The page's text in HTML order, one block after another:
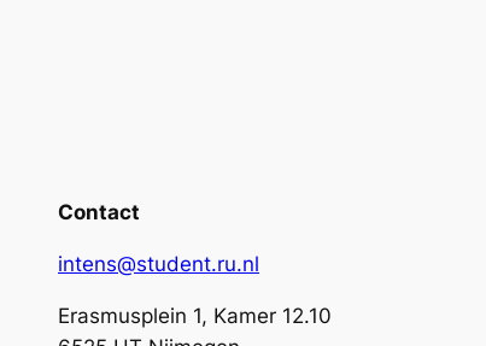
Contact
intens@student.ru.nl
Erasmusplein 1, Kamer 12.10